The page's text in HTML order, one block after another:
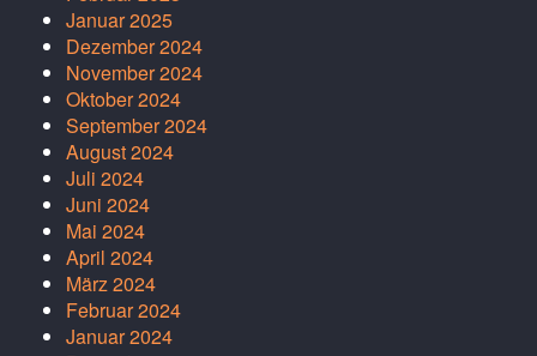
Januar 2025
Dezember 2024
November 2024
Oktober 2024
September 2024
August 2024
Juli 2024
Juni 2024
Mai 2024
April 2024
März 2024
Februar 2024
Januar 2024